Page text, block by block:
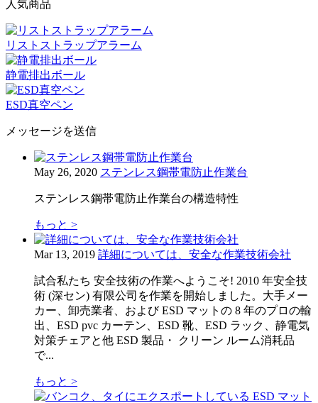
人気商品
リストストラップアラーム
静電排出ボール
ESD真空ペン
メッセージを送信
May 26, 2020 ステンレス鋼帯電防止作業台
ステンレス鋼帯電防止作業台の構造特性
もっと >
Mar 13, 2019 詳細については、安全な作業技術会社
試合私たち 安全技術の作業へようこそ! 2010 年安全技
術 (深セン) 有限公司を作業を開始しました。大手メー
カー、卸売業者、および ESD マットの 8 年のプロの輸
出、ESD pvc カーテン、ESD 靴、ESD ラック、静電気
対策チェアと他 ESD 製品・ クリーン ルーム消耗品
で...
もっと >